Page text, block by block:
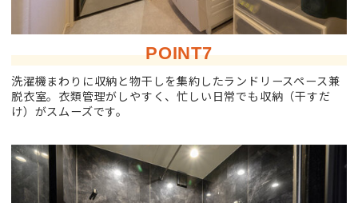
POINT7
洗濯機まわりに収納と物干しを集約したランドリースペース兼
脱衣室。衣類管理がしやすく、忙しい日常でも収納（干すだ
け）がスムーズです。